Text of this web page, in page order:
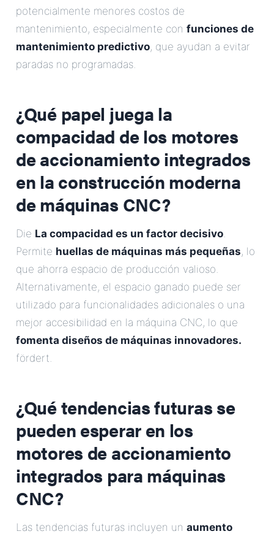
potencialmente menores costos de
mantenimiento, especialmente con funciones de
mantenimiento predictivo, que ayudan a evitar
paradas no programadas.
¿Qué papel juega la
compacidad de los motores
de accionamiento integrados
en la construcción moderna
de máquinas CNC?
Die La compacidad es un factor decisivo.
Permite huellas de máquinas más pequeñas, lo
que ahorra espacio de producción valioso.
Alternativamente, el espacio ganado puede ser
utilizado para funcionalidades adicionales o una
mejor accesibilidad en la máquina CNC, lo que
fomenta diseños de máquinas innovadores.
fördert.
¿Qué tendencias futuras se
pueden esperar en los
motores de accionamiento
integrados para máquinas
CNC?
Las tendencias futuras incluyen un aumento